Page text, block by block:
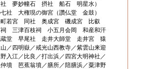
社 夢妙幢石 摂社 船石 明星水）
社 大権現の御宮（讚仏堂 金鼓）
町若宮 同社 奥成宮 磯成宮 比叡
三津百枝祠 小五月会岡 和産和汗
堂 早尾社 走井大師堂 走井宮 猿
明嶽／戒光山西教寺／紫雲山来迎
入江／比良／打出浜／四宮大明神社／
墳 芭蕉翁墳／膳所／陪膳浜／粟津野